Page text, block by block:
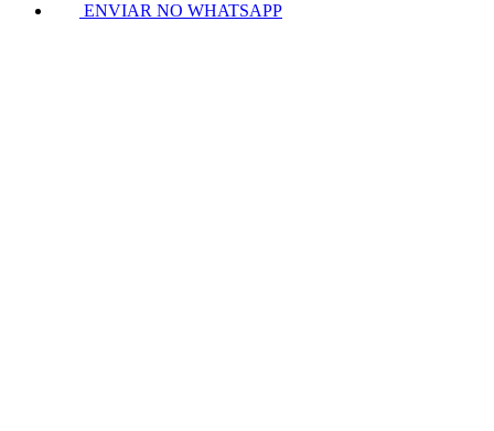
ENVIAR NO WHATSAPP